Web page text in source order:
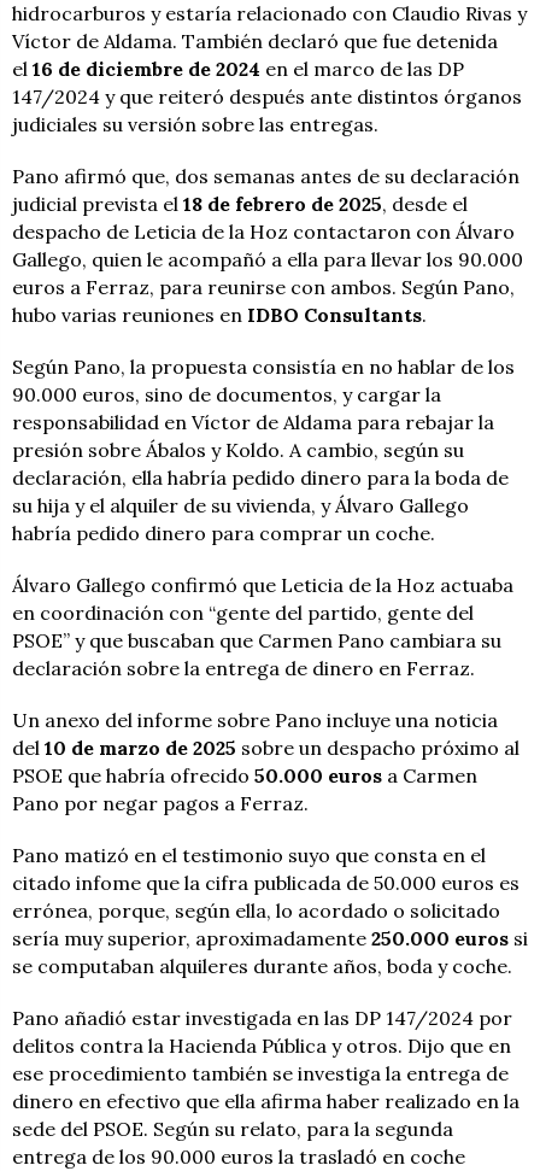
hidrocarburos y estaría relacionado con Claudio Rivas y
Víctor de Aldama. También declaró que fue detenida
el 16 de diciembre de 2024 en el marco de las DP
147/2024 y que reiteró después ante distintos órganos
judiciales su versión sobre las entregas.
Pano afirmó que, dos semanas antes de su declaración
judicial prevista el 18 de febrero de 2025, desde el
despacho de Leticia de la Hoz contactaron con Álvaro
Gallego, quien le acompañó a ella para llevar los 90.000
euros a Ferraz, para reunirse con ambos. Según Pano,
hubo varias reuniones en IDBO Consultants.
Según Pano, la propuesta consistía en no hablar de los
90.000 euros, sino de documentos, y cargar la
responsabilidad en Víctor de Aldama para rebajar la
presión sobre Ábalos y Koldo. A cambio, según su
declaración, ella habría pedido dinero para la boda de
su hija y el alquiler de su vivienda, y Álvaro Gallego
habría pedido dinero para comprar un coche.
Álvaro Gallego confirmó que Leticia de la Hoz actuaba
en coordinación con “gente del partido, gente del
PSOE” y que buscaban que Carmen Pano cambiara su
declaración sobre la entrega de dinero en Ferraz.
Un anexo del informe sobre Pano incluye una noticia
del 10 de marzo de 2025 sobre un despacho próximo al
PSOE que habría ofrecido 50.000 euros a Carmen
Pano por negar pagos a Ferraz.
Pano matizó en el testimonio suyo que consta en el
citado infome que la cifra publicada de 50.000 euros es
errónea, porque, según ella, lo acordado o solicitado
sería muy superior, aproximadamente 250.000 euros si
se computaban alquileres durante años, boda y coche.
Pano añadió estar investigada en las DP 147/2024 por
delitos contra la Hacienda Pública y otros. Dijo que en
ese procedimiento también se investiga la entrega de
dinero en efectivo que ella afirma haber realizado en la
sede del PSOE. Según su relato, para la segunda
entrega de los 90.000 euros la trasladó en coche